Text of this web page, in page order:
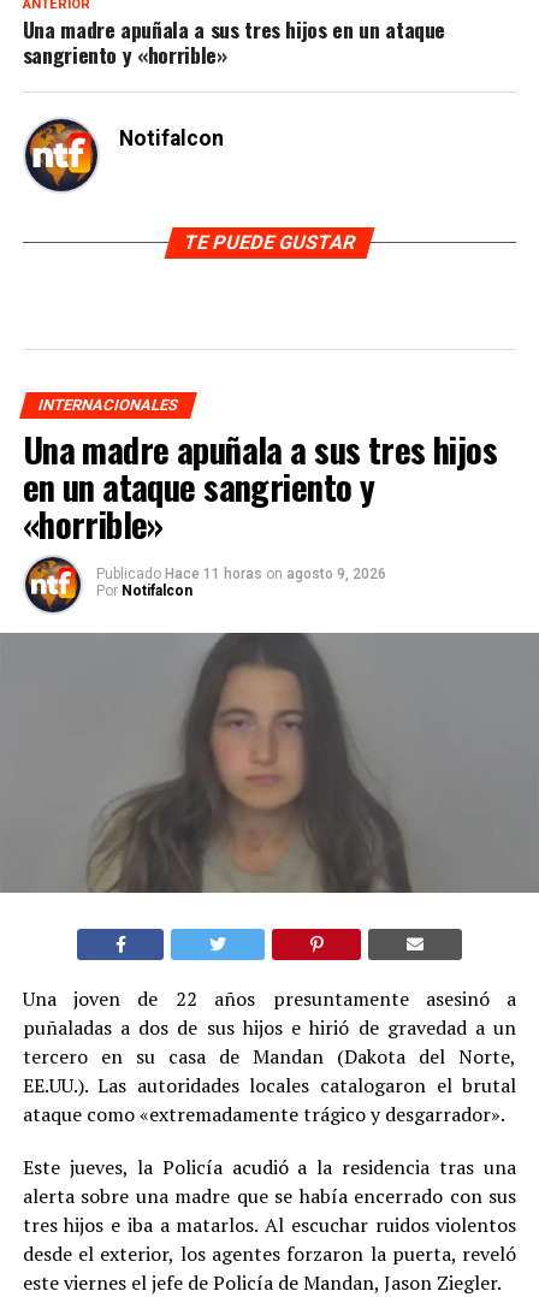
ANTERIOR
Una madre apuñala a sus tres hijos en un ataque
sangriento y «horrible»
Notifalcon
TE PUEDE GUSTAR
INTERNACIONALES
Una madre apuñala a sus tres hijos
en un ataque sangriento y
«horrible»
Publicado Hace 11 horas on agosto 9, 2026
Por Notifalcon
Una joven de 22 años presuntamente asesinó a
puñaladas a dos de sus hijos e hirió de gravedad a un
tercero en su casa de Mandan (Dakota del Norte,
EE.UU.). Las autoridades locales catalogaron el brutal
ataque como «extremadamente trágico y desgarrador».
Este jueves, la Policía acudió a la residencia tras una
alerta sobre una madre que se había encerrado con sus
tres hijos e iba a matarlos. Al escuchar ruidos violentos
desde el exterior, los agentes forzaron la puerta, reveló
este viernes el jefe de Policía de Mandan, Jason Ziegler.